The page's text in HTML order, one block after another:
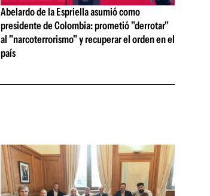
Abelardo de la Espriella asumió como
presidente de Colombia: prometió "derrotar"
al "narcoterrorismo" y recuperar el orden en el
país